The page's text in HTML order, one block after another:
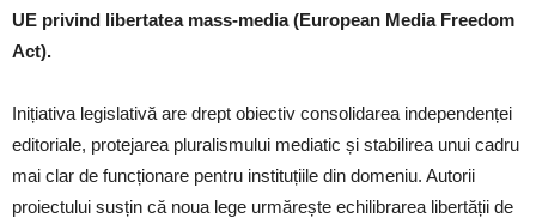
UE privind libertatea mass-media (European Media Freedom
Act).
Inițiativa legislativă are drept obiectiv consolidarea independenței
editoriale, protejarea pluralismului mediatic și stabilirea unui cadru
mai clar de funcționare pentru instituțiile din domeniu. Autorii
proiectului susțin că noua lege urmărește echilibrarea libertății de